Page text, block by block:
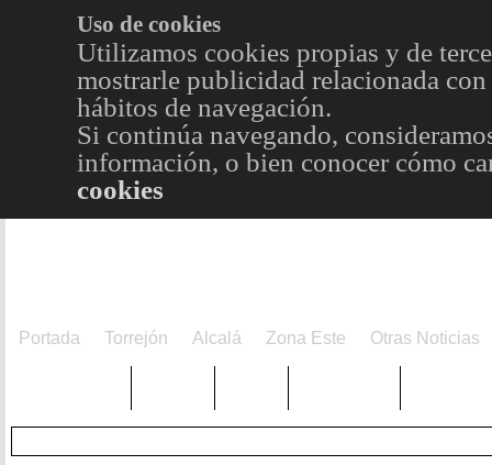
Uso de cookies
Utilizamos cookies propias y de
mostrarle publicidad relacionada
hábitos de navegación.
Si continúa navegando,
información, o bien conocer cómo
cookies
Portada Torrejón Alcalá Zona Este Otras Noticias